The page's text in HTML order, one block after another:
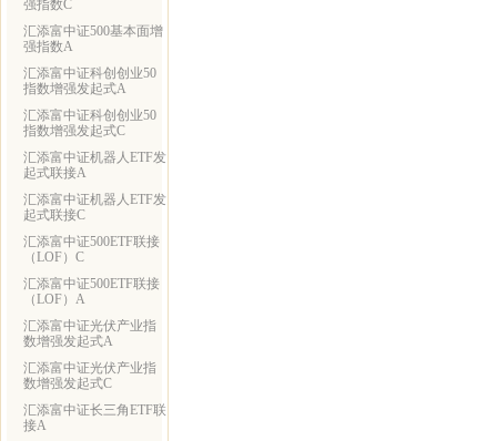
强指数C
汇添富中证500基本面增
强指数A
汇添富中证科创创业50
指数增强发起式A
汇添富中证科创创业50
指数增强发起式C
汇添富中证机器人ETF发
起式联接A
汇添富中证机器人ETF发
起式联接C
汇添富中证500ETF联接
（LOF）C
汇添富中证500ETF联接
（LOF）A
汇添富中证光伏产业指
数增强发起式A
汇添富中证光伏产业指
数增强发起式C
汇添富中证长三角ETF联
接A